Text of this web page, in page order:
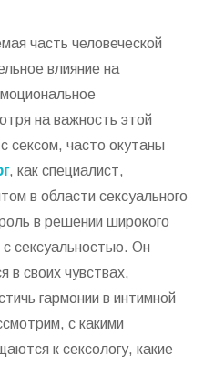
часть человеческой
влияние на
на важность этой
сексом, часто окутаны
, как специалист,
в области сексуального
в решении широкого
сексуальностью. Он
в своих чувствах,
гармонии в интимной
с какими
к сексологу, какие